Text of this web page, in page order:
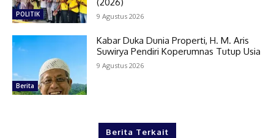
POLITIK 9 Agustus 2026
Berita
Kabar Duka Dunia Properti, H. M. Aris
Suwirya Pendiri Koperumnas Tutup Usia
9 Agustus 2026
Berita Terkait